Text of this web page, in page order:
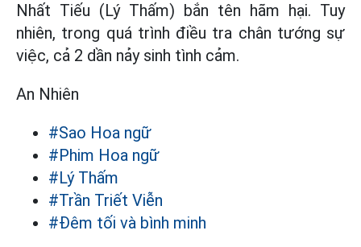
Nhất Tiếu (Lý Thấm) bắn tên hãm hại. Tuy
nhiên, trong quá trình điều tra chân tướng sự
việc, cả 2 dần nảy sinh tình cảm.
An Nhiên
#Sao Hoa ngữ
#Phim Hoa ngữ
#Lý Thấm
#Trần Triết Viễn
#Đêm tối và bình minh